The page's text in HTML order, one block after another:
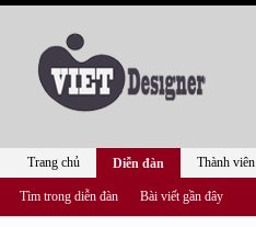
Trang chủ Diễn đàn
Tìm trong diễn đàn Bài viết gần đây
Thành viên